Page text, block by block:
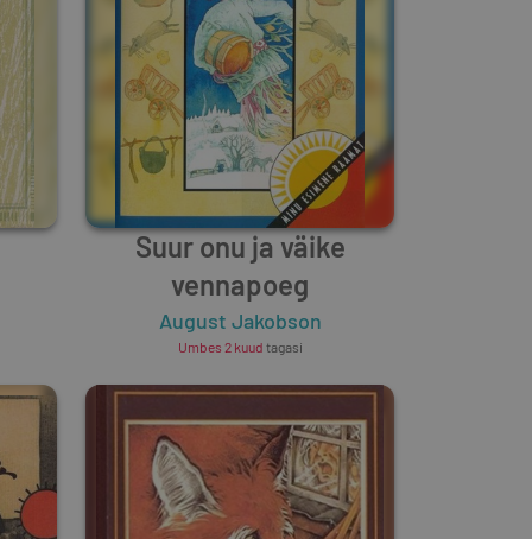
Suur onu ja väike
vennapoeg
August Jakobson
Umbes 2 kuud tagasi